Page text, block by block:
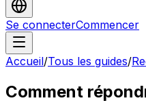
Se connecterCommencer
Accueil/Tous les guides/
Comment